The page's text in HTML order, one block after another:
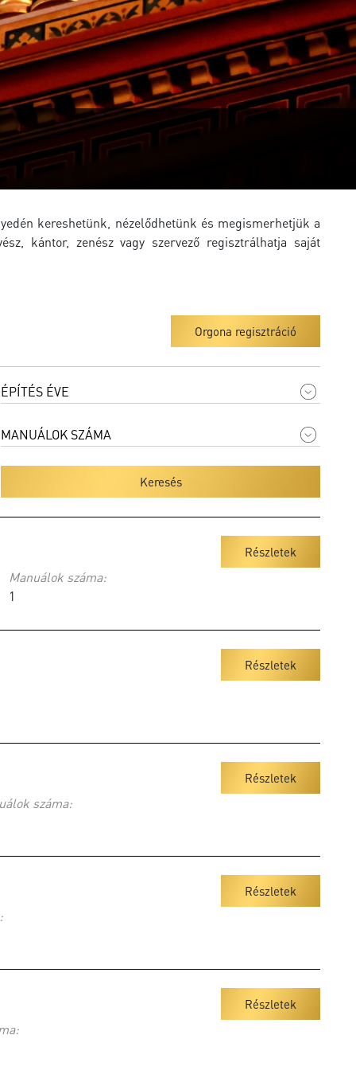
kereshetünk, nézelődhetünk és megismerhetjük a
kántor, zenész vagy szervező regisztrálhatja saját
Orgona regisztráció
Keresés
Manuálok száma:
1
Részletek
Részletek
száma:
Részletek
Részletek
Részletek